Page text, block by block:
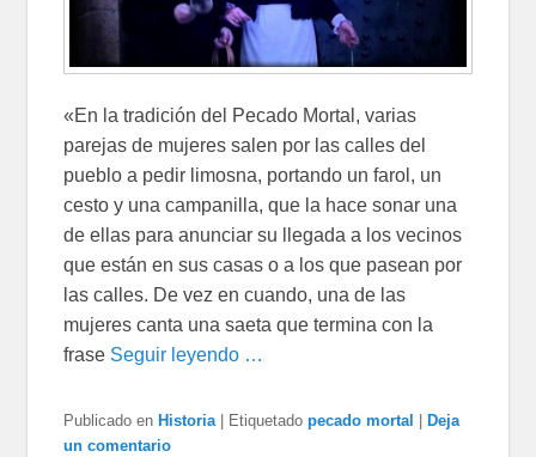
«En la tradición del Pecado Mortal, varias
parejas de mujeres salen por las calles del
pueblo a pedir li­mosna, portando un farol, un
cesto y una campanilla, que la hace sonar una
de ellas para anunciar su llegada a los vecinos
que están en sus casas o a los que pasean por
las calles. De vez en cuando, una de las
mujeres canta una saeta que termina con la
frase Seguir leyendo …
Publicado en Historia Etiquetado pecado mortal
Deja
un comentario